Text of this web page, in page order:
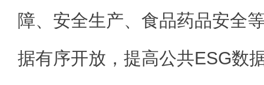
障、安全生产、食品药品安全
据有序开放，提高公共ESG数